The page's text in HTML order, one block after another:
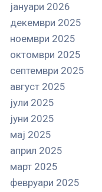
јануари 2026
декември 2025
ноември 2025
октомври 2025
септември 2025
август 2025
јули 2025
јуни 2025
мај 2025
април 2025
март 2025
февруари 2025